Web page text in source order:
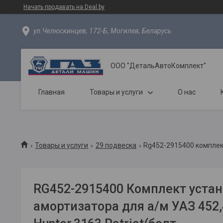
Начать продавать на Deal.by
ул.Челюскинцев, 172-Б, Могилев, Беларусь
ООО "ДетальАвтоКомплект"
Главная Товары и услуги О нас
Товары и услуги 29 подвеска Rg452-2915400
RG452-2915400 Комплект
амортизатора для а/м УАЗ